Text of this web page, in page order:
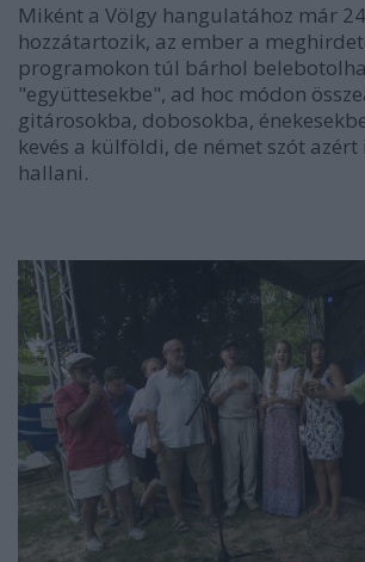
Miként a Völgy hangulatához már
hozzátartozik, az ember a
programokon túl bárhol
"együttesekbe", ad hoc módon
gitárosokba, dobosokba,
kevés a külföldi, de német szót
hallani.